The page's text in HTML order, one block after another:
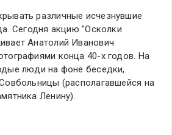
различные исчезнувшие
Сегодня акцию "Осколки
Анатолий Иванович
конца 40-х годов. На
люди на фоне беседки,
(располагавшейся на
Ленину).